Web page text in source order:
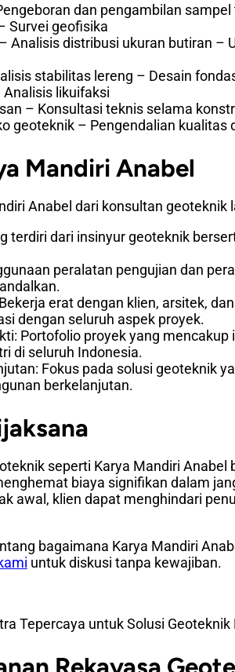
dan pengambilan
Survei geofisika
Analisis distribusi ukuran butiran –
stabilitas lereng – Desain
likuifaksi
– Konsultasi teknis selama
geoteknik – Pengendalian kualitas
Mandiri Anabel
Anabel dari konsultan geoteknik
terdiri dari insinyur geoteknik
peralatan pengujian dan
erat dengan klien, arsitek,
dengan seluruh aspek proyek.
Portofolio proyek yang
di seluruh Indonesia.
Fokus pada solusi geoteknik
berkelanjutan.
seperti Karya Mandiri Anabel
biaya signifikan dalam
awal, klien dapat menghindari
bagaimana Karya Mandiri
untuk diskusi tanpa kewajiban.
Tepercaya untuk Solusi